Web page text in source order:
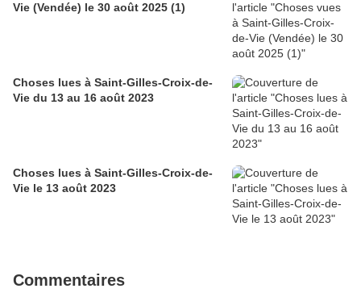
Vie (Vendée) le 30 août 2025 (1)
Choses lues à Saint-Gilles-Croix-de-
Vie du 13 au 16 août 2023
Choses lues à Saint-Gilles-Croix-de-
Vie le 13 août 2023
Commentaires